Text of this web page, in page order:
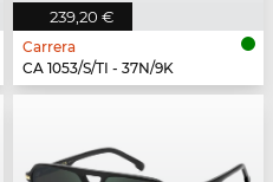
239,20 €
Carrera
CA 1053/S/TI - 37N/9K